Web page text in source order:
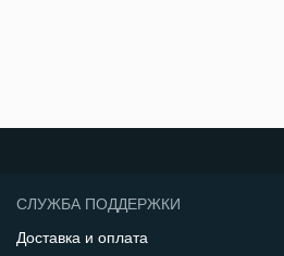
СЛУЖБА ПОДДЕРЖКИ
Доставка и оплата